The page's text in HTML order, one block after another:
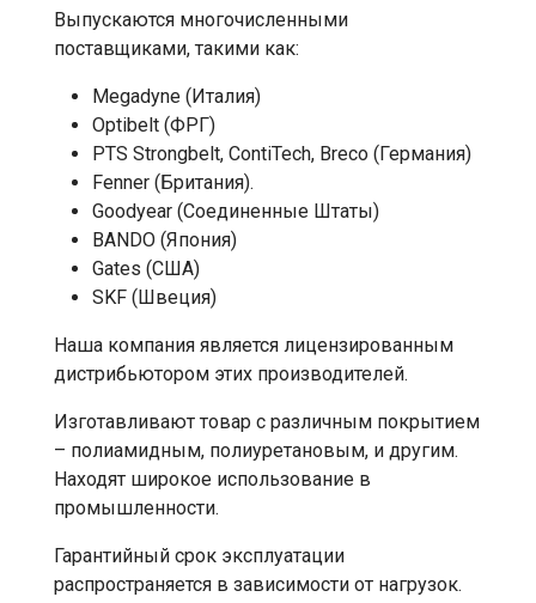
Выпускаются многочисленными
поставщиками, такими как:
Megadyne (Италия)
Optibelt (ФРГ)
PTS Strongbelt, ContiTech, Breco (Германия)
Fenner (Британия).
Goodyear (Соединенные Штаты)
BANDO (Япония)
Gates (США)
SKF (Швеция)
Наша компания является лицензированным
дистрибьютором этих производителей.
Изготавливают товар с различным покрытием
– полиамидным, полиуретановым, и другим.
Находят широкое использование в
промышленности.
Гарантийный срок эксплуатации
распространяется в зависимости от нагрузок.